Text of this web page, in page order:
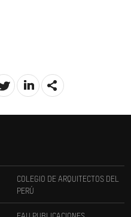
COLEGIO DE ARQUITECTOS DEL
PERÚ